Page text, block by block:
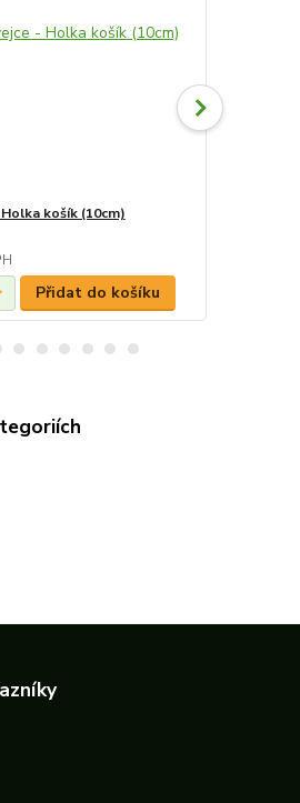
košík (10cm)
Přidat do košíku